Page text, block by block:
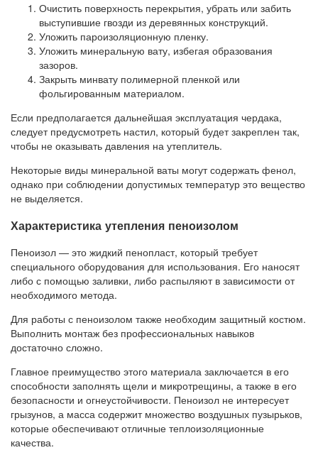
Очистить поверхность перекрытия, убрать или забить
выступившие гвозди из деревянных конструкций.
Уложить пароизоляционную пленку.
Уложить минеральную вату, избегая образования
зазоров.
Закрыть минвату полимерной пленкой или
фольгированным материалом.
Если предполагается дальнейшая эксплуатация чердака,
следует предусмотреть настил, который будет закреплен так,
чтобы не оказывать давления на утеплитель.
Некоторые виды минеральной ваты могут содержать фенол,
однако при соблюдении допустимых температур это вещество
не выделяется.
Характеристика утепления пеноизолом
Пеноизол — это жидкий пенопласт, который требует
специального оборудования для использования. Его наносят
либо с помощью заливки, либо распыляют в зависимости от
необходимого метода.
Для работы с пеноизолом также необходим защитный костюм.
Выполнить монтаж без профессиональных навыков
достаточно сложно.
Главное преимущество этого материала заключается в его
способности заполнять щели и микротрещины, а также в его
безопасности и огнеустойчивости. Пеноизол не интересует
грызунов, а масса содержит множество воздушных пузырьков,
которые обеспечивают отличные теплоизоляционные
качества.